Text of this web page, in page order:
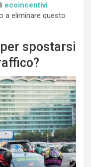
ecoincentivi
a eliminare questo
spostarsi